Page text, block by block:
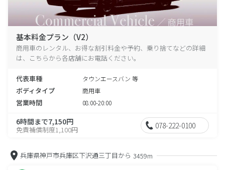
基本料金プラン（V2）
商用車のレンタル、お得な割引料金や予約、乗り捨てなどの詳細
は、こちらから各店舗にお電話ください。
代表車種 タウンエースバン 等
ボディタイプ 商用車
営業時間 08:00-20:00
6時間まで7,150円
免責補償制度1,100円 078-222-0100
兵庫県神戸市兵庫区下沢通三丁目から 3459m